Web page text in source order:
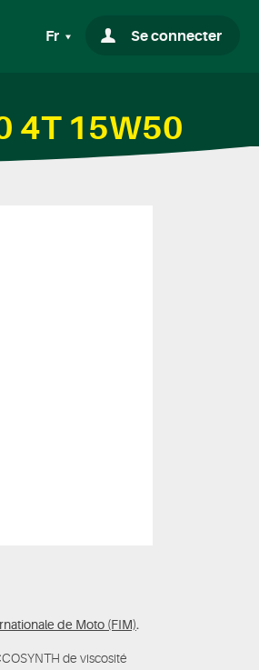
Fr Se connecter
4T 15W50
de Moto (FIM).
de viscosité